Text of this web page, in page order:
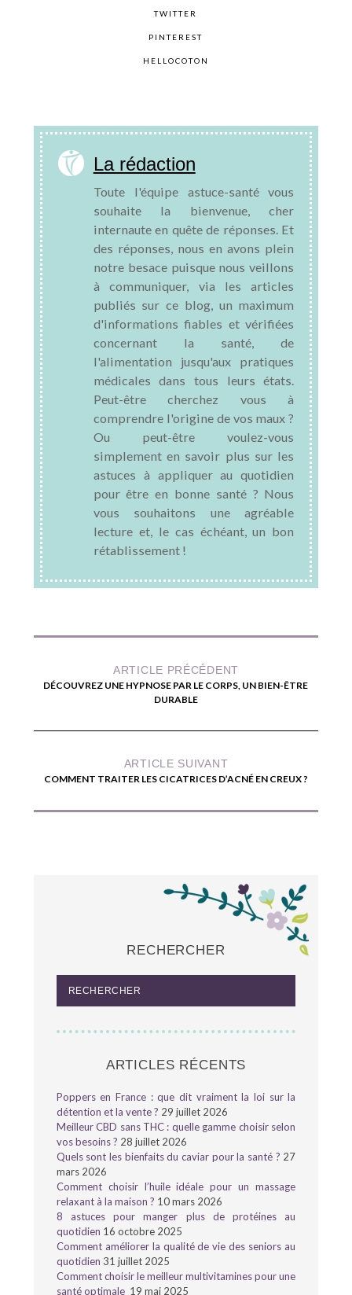
TWITTER
PINTEREST
HELLOCOTON
La rédaction
Toute l'équipe astuce-santé vous
souhaite la bienvenue, cher
internaute en quête de réponses. Et
des réponses, nous en avons plein
notre besace puisque nous veillons
à communiquer, via les articles
publiés sur ce blog, un maximum
d'informations fiables et vérifiées
concernant la santé, de
l'alimentation jusqu'aux pratiques
médicales dans tous leurs états.
Peut-être cherchez vous à
comprendre l'origine de vos maux ?
Ou peut-être voulez-vous
simplement en savoir plus sur les
astuces à appliquer au quotidien
pour être en bonne santé ? Nous
vous souhaitons une agréable
lecture et, le cas échéant, un bon
rétablissement !
ARTICLE PRÉCÉDENT
DÉCOUVREZ UNE HYPNOSE PAR LE CORPS, UN BIEN-ÊTRE
DURABLE
ARTICLE SUIVANT
COMMENT TRAITER LES CICATRICES D’ACNÉ EN CREUX ?
RECHERCHER
ARTICLES RÉCENTS
Poppers en France : que dit vraiment la loi sur la
détention et la vente ? 29 juillet 2026
Meilleur CBD sans THC : quelle gamme choisir selon
vos besoins ? 28 juillet 2026
Quels sont les bienfaits du caviar pour la santé ? 27
mars 2026
Comment choisir l’huile idéale pour un massage
relaxant à la maison ? 10 mars 2026
8 astuces pour manger plus de protéines au
quotidien 16 octobre 2025
Comment améliorer la qualité de vie des seniors au
quotidien 31 juillet 2025
Comment choisir le meilleur multivitamines pour une
santé optimale 19 mai 2025